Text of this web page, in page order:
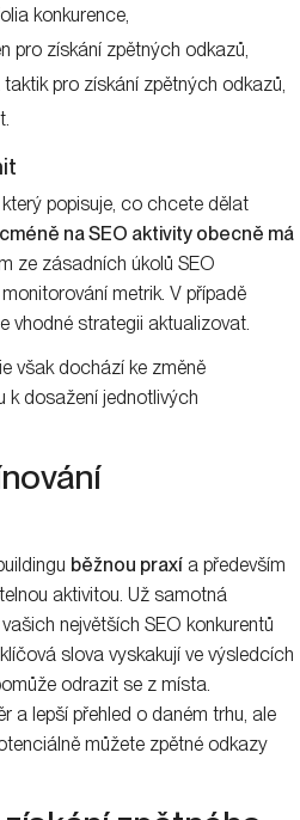
konkurence,
pro získání zpětných odkazů,
pro získání zpětných odkazů,
popisuje, co chcete dělat
na SEO aktivity obecně má
ze zásadních úkolů SEO
metrik. V případě
vhodné strategii aktualizovat.
však dochází ke změně
k dosažení jednotlivých
běžnou praxí a především
aktivitou. Už samotná
největších SEO konkurentů
slova vyskakují ve výsledcích
odrazit se z místa.
a lepší přehled o daném trhu, ale
můžete zpětné odkazy